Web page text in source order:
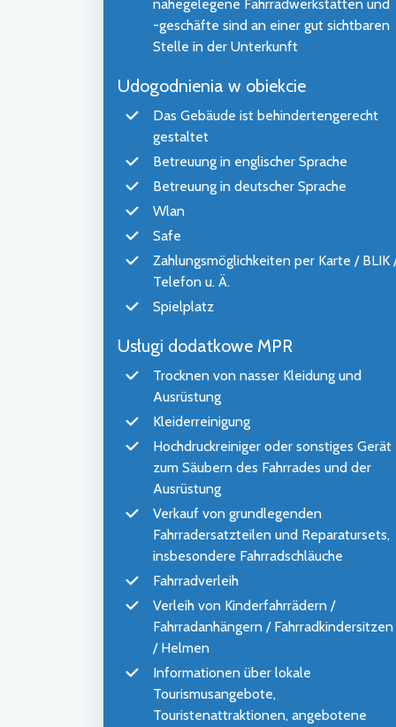
nahegelegene Fahrradwerkstätten und
-geschäfte sind an einer gut sichtbaren
Stelle in der Unterkunft
Udogodnienia w obiekcie
Das Gebäude ist behindertengerecht
gestaltet
Betreuung in englischer Sprache
Betreuung in deutscher Sprache
Wlan
Safe
Zahlungsmöglichkeiten per Karte / BLIK
Telefon u. Ä.
Spielplatz
Usługi dodatkowe MPR
Trocknen von nasser Kleidung und
Ausrüstung
Kleiderreinigung
Hochdruckreiniger oder sonstiges Gerät
zum Säubern des Fahrrades und der
Ausrüstung
Verkauf von grundlegenden
Fahrradersatzteilen und Reparatursets,
insbesondere Fahrradschläuche
Fahrradverleih
Verleih von Kinderfahrrädern /
Fahrradanhängern / Fahrradkindersitzen
/ Helmen
Informationen über lokale
Tourismusangebote,
Touristenattraktionen, angebotene